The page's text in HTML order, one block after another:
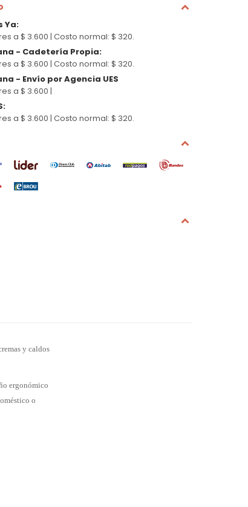
Ya:
a $ 3.600 | Costo normal: $ 320.
- Cadetería Propia:
a $ 3.600 | Costo normal: $ 320.
- Envío por Agencia UES
a $ 3.600 |
:
a $ 3.600 | Costo normal: $ 320.
y caldos
ergonómico
o